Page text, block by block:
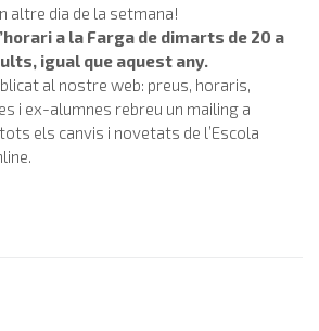
altre dia de la setmana!
a la Farga de dimarts de 20 a
igual que aquest any.
al nostre web: preus, horaris,
i ex-alumnes rebreu un mailing a
els canvis i novetats de l’Escola